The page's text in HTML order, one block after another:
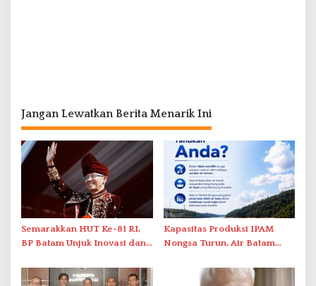
Jangan Lewatkan Berita Menarik Ini
Semarakkan HUT Ke-81 RI,
BP Batam Unjuk Inovasi dan
Pawai Pembangunan
Kapasitas Produksi IPAM
Nongsa Turun, Air Batam